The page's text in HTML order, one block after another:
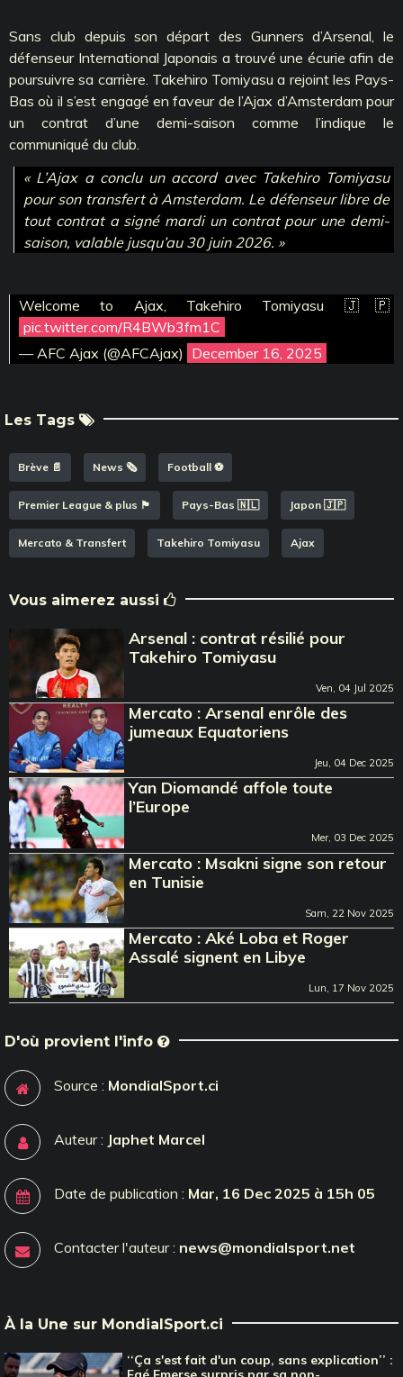
Sans club depuis son départ des Gunners d’Arsenal, le
défenseur International Japonais a trouvé une écurie afin de
poursuivre sa carrière. Takehiro Tomiyasu a rejoint les Pays-
Bas où il s’est engagé en faveur de l’Ajax d’Amsterdam pour
un contrat d’une demi-saison comme l’indique le
communiqué du club.
« L’Ajax a conclu un accord avec Takehiro Tomiyasu
pour son transfert à Amsterdam. Le défenseur libre de
tout contrat a signé mardi un contrat pour une demi-
saison, valable jusqu’au 30 juin 2026. »
Welcome to Ajax, Takehiro Tomiyasu 🇯🇵
pic.twitter.com/R4BWb3fm1C
— AFC Ajax (@AFCAjax) December 16, 2025
Les Tags
Brève 📄 News 🗞️ Football ⚽️
Premier League & plus 🏴󠁧󠁢󠁥󠁮󠁧󠁿 Pays-Bas 🇳🇱 Japon 🇯🇵
Mercato & Transfert Takehiro Tomiyasu Ajax
Vous aimerez aussi
Arsenal : contrat résilié pour
Takehiro Tomiyasu
Ven, 04 Jul 2025
Mercato : Arsenal enrôle des
jumeaux Equatoriens
Jeu, 04 Dec 2025
Yan Diomandé affole toute
l’Europe
Mer, 03 Dec 2025
Mercato : Msakni signe son retour
en Tunisie
Sam, 22 Nov 2025
Mercato : Aké Loba et Roger
Assalé signent en Libye
Lun, 17 Nov 2025
D'où provient l'info
Source : MondialSport.ci
Auteur : Japhet Marcel
Date de publication : Mar, 16 Dec 2025 à 15h 05
Contacter l'auteur : news@mondialsport.net
À la Une sur MondialSport.ci
‘‘Ça s'est fait d'un coup, sans explication’’ :